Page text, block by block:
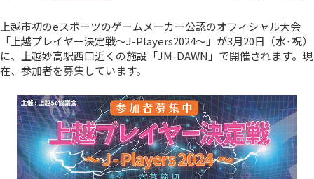
上越市初のeスポーツのゲームメーカー公認のオフィシャル大会
「上越プレイヤー決定戦～J-Players2024～」が3月20日（水･祝）
に、上越妙高駅西口近くの施設「JM-DAWN」で開催されます。現
在、参加者を募集しています。